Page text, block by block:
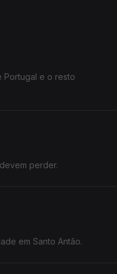
Portugal e o resto
perder.
em Santo Antão.